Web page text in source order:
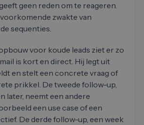
geen reden om te reageren.
zwakte van
sequenties.
voor koude leads ziet er zo
is kort en direct. Hij legt uit
en stelt een concrete vraag of
prikkel. De tweede follow-up,
later, neemt een andere
een use case of een
De derde follow-up, een week